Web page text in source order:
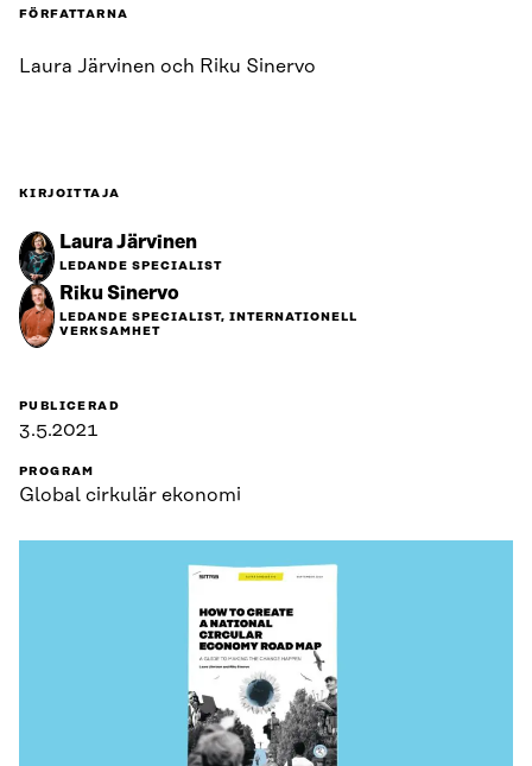
FÖRFATTARNA
Laura Järvinen och Riku Sinervo
KIRJOITTAJA
Laura Järvinen
LEDANDE SPECIALIST
Riku Sinervo
LEDANDE SPECIALIST, INTERNATIONELL
VERKSAMHET
PUBLICERAD
3.5.2021
PROGRAM
Global cirkulär ekonomi